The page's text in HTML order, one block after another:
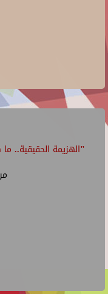
"الهزيمة الحقيقية..